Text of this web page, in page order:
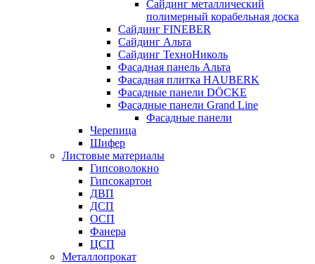
Сайдинг металлический
полимерный корабельная доска
Сайдинг FINEBER
Сайдинг Альта
Сайдинг ТехноНиколь
Фасадная панель Альта
Фасадная плитка HAUBERK
Фасадные панели DÖCKE
Фасадные панели Grand Line
Фасадные панели
Черепица
Шифер
Листовые материалы
Гипсоволокно
Гипсокартон
ДВП
ДСП
ОСП
Фанера
ЦСП
Металлопрокат